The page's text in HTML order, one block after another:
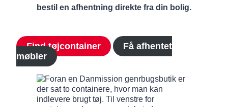
bestil en afhentning direkte fra din bolig.
Find tøjcontainer
Få afhentet
møbler